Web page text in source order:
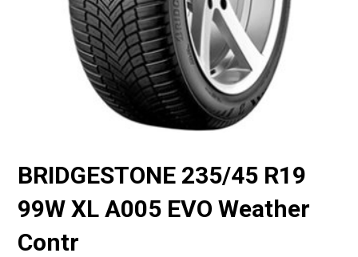
BRIDGESTONE 235/45 R19
99W XL A005 EVO Weather
Contr